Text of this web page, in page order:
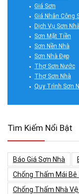
Giá Sơn
Giá Nhân Công
Dịch Vụ Sơn Nhà
Sơn Mặt Tiền
Sơn Nền Nhà
Sơn Nhà Đẹp
Thợ Sơn Nước
Thợ Sơn Nhà
Quy Trình Sơn
Tìm Kiếm Nổi Bật
Báo Giá Sơn Nhà
Chống Thấm Mái Bê
Chống Thấm Nhà